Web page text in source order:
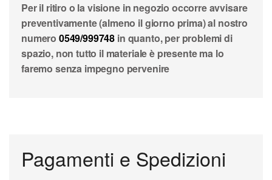
Per il ritiro o la visione in negozio occorre avvisare
preventivamente (almeno il giorno prima) al nostro
numero 0549/999748 in quanto, per problemi di
spazio, non tutto il materiale è presente ma lo
faremo senza impegno pervenire
Pagamenti e Spedizioni